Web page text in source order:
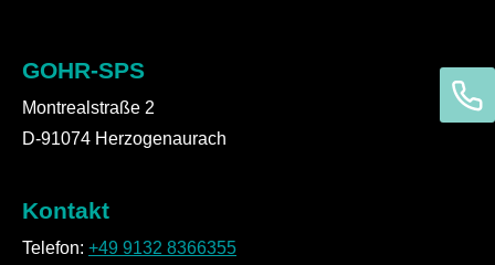
GOHR-SPS
Montrealstraße 2
D-91074 Herzogenaurach
Kontakt
Telefon: +49 9132 8366355